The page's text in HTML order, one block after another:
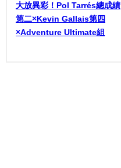
大放異彩！Pol Tarrés總成績
第二×Kevin Gallais第四
×Adventure Ultimate組